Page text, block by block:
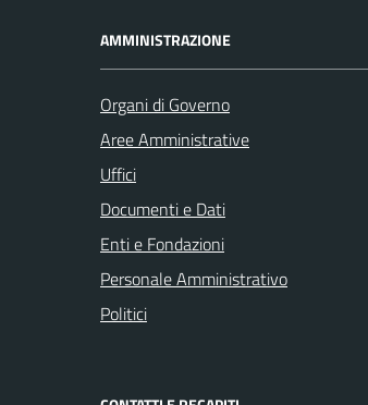
AMMINISTRAZIONE
Organi di Governo
Aree Amministrative
Uffici
Documenti e Dati
Enti e Fondazioni
Personale Amministrativo
Politici